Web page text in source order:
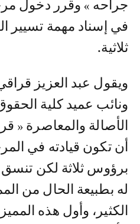
جراحه » وقرر دخول
في إسناد مهمة تسيير
ثلاثية.
ويقول عبد العزيز
ونائب عميد كلية
الأصالة والمعاصرة «
أن تكون قيادته في
برؤوس ثلاثة لكن تنسق
له بطبيعة الحال من
الكثير، وأول هذه